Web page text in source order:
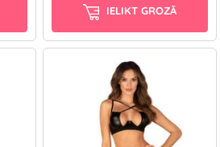
IELIKT GROZĀ